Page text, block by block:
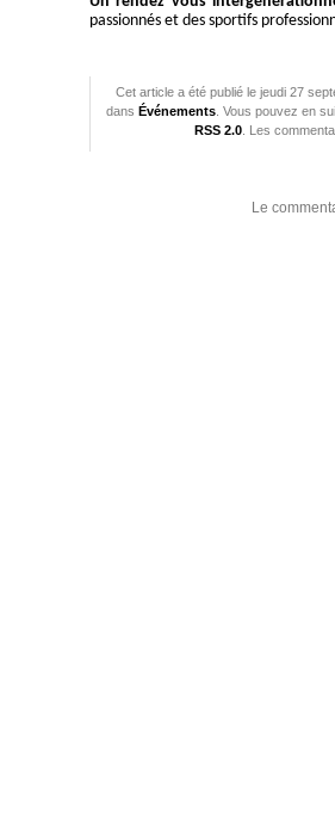
passionnés et des sportifs
Cet article a été publié le jeudi 27
dans Événements . Vous pouvez en
RSS 2.0. Les
Le